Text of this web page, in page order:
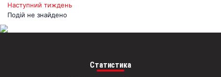
Наступний тиждень
Подій не знайдено
Статистика